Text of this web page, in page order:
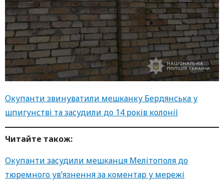
Окупанти звинуватили мешканку Бердянська у
шпигунстві та засудили до 14 років колонії
Читайте також:
Окупанти засудили мешканця Мелітополя до
тюремного ув’язнення за коментар у мережі